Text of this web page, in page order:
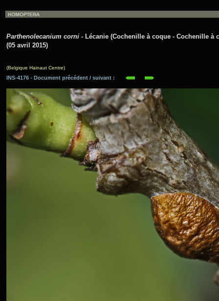
Parthenolecanium corni - Lécanie (Cochenille à coque - Cochenille à
(05 avril 2015)
(Belgique Hainaut Centre)
INS-4176 - Document précédent / suivant :